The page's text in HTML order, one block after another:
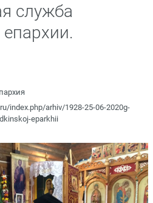
служба
index.php/arhiv/1928-25-06-2020g-
eparkhii